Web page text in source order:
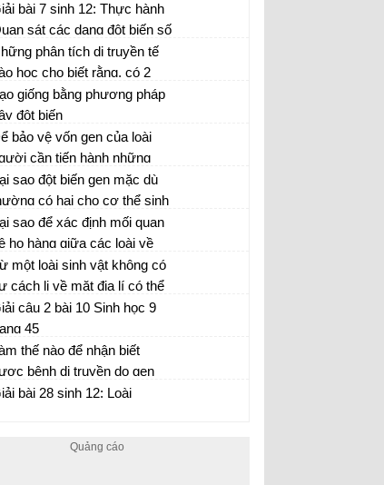
bài 7 sinh 12: Thực hành
sát các dạng đột biến số
nhiễm sắc thể trên tiêu
cố định và trên tiêu bản
thời
phân tích di truyền tế
học cho biết rằng, có 2
chuối khác nhau:
giống bằng phương pháp
đột biến
bảo vệ vốn gen của loài
cần tiến hành những
pháp gì?
sao đột biến gen mặc dù
có hại cho cơ thể sinh
nhưng vẫn có vai trò quan
trong quá trình tiến hoá?
học 12 trang 117
sao để xác định mối quan
họ hàng giữa các loài về
đặc điểm hình thái thì
ta lại hay sử dụng các
quan thoái hoá?
một loài sinh vật không có
cách li về mặt địa lí có thể
thành nên các loài khác
được không? Giải thích
câu 2 bài 10 Sinh học 9
45
thế nào để nhận biết
bệnh di truyền do gen
nằm trên NST giới tính X
bài 28 sinh 12: Loài